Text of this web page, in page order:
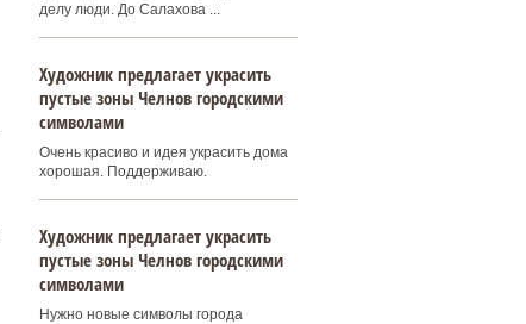
делу люди. До Салахова ...
Художник предлагает украсить
пустые зоны Челнов городскими
символами
Очень красиво и идея украсить дома
хорошая. Поддерживаю.
Художник предлагает украсить
пустые зоны Челнов городскими
символами
Нужно новые символы города